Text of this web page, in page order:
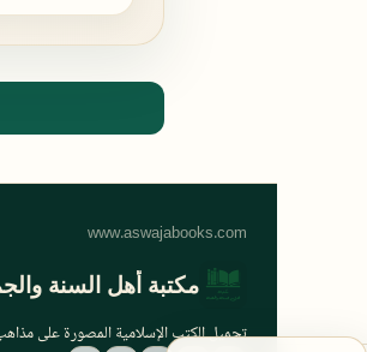
مكتبة أهل السنة
تحميل الكتب الإسلامية المصورة على